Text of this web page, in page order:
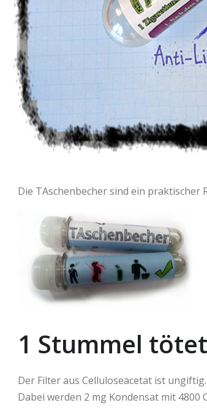
Die TAschenbecher sind ein praktischer
1 Stummel
Der Filter aus Celluloseacetat ist
Dabei werden 2 mg Kondensat mit